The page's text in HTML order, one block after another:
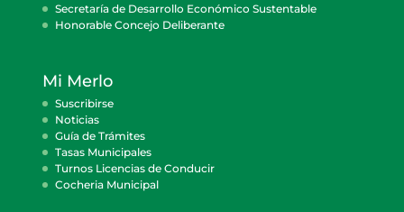
Secretaría de Desarrollo Económico Sustentable
Honorable Concejo Deliberante
Mi Merlo
Suscribirse
Noticias
Guía de Trámites
Tasas Municipales
Turnos Licencias de Conducir
Cocheria Municipal